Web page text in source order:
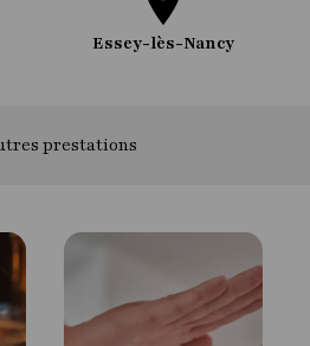
Essey-lès-Nancy
prestations